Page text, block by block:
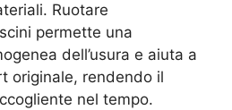
Ruotare
permette una
dell’usura e aiuta a
originale, rendendo il
nel tempo.